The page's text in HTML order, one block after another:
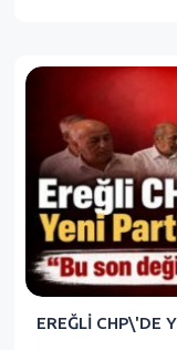
EREĞLİ CHP\'DE